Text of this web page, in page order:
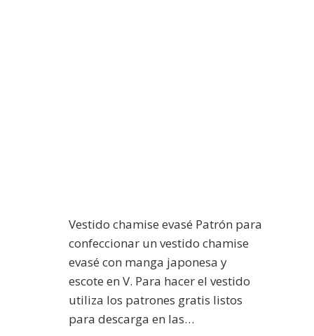
Vestido chamise evasé Patrón para
confeccionar un vestido chamise
evasé con manga japonesa y
escote en V. Para hacer el vestido
utiliza los patrones gratis listos
para descarga en las…